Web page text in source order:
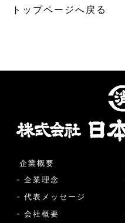
トップページへ戻る
企業概要
- 企業理念
- 代表メッセージ
- 会社概要